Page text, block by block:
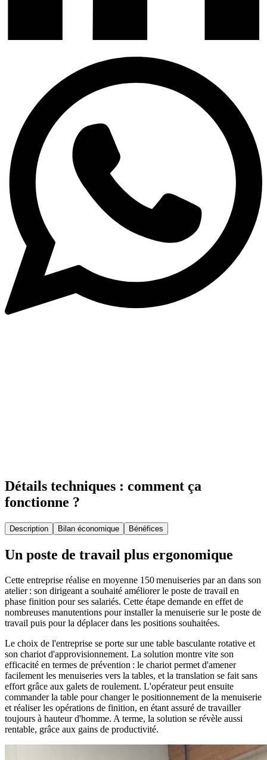
Détails techniques : comment ça
fonctionne ?
Description Bilan économique Bénéfices
Un poste de travail plus ergonomique
Cette entreprise réalise en moyenne 150 menuiseries par an dans son
atelier : son dirigeant a souhaité améliorer le poste de travail en
phase finition pour ses salariés. Cette étape demande en effet de
nombreuses manutentions pour installer la menuiserie sur le poste de
travail puis pour la déplacer dans les positions souhaitées.
Le choix de l'entreprise se porte sur une table basculante rotative et
son chariot d'approvisionnement. La solution montre vite son
efficacité en termes de prévention : le chariot permet d'amener
facilement les menuiseries vers la tables, et la translation se fait sans
effort grâce aux galets de roulement. L'opérateur peut ensuite
commander la table pour changer le positionnement de la menuiserie
et réaliser les opérations de finition, en étant assuré de travailler
toujours à hauteur d'homme. A terme, la solution se révèle aussi
rentable, grâce aux gains de productivité.